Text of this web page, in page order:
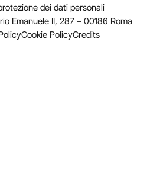
dei dati personali
Emanuele II, 287 – 00186 Roma
Cookie PolicyCredits